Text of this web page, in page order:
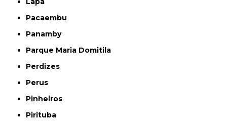
Pacaembu
Panamby
Parque Maria Domitila
Perdizes
Perus
Pinheiros
Pirituba